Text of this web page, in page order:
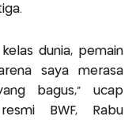
dunia, pemain
saya merasa
bagus," ucap
BWF, Rabu